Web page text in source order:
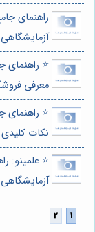
راهنمای
آزمایشگاهی
⭐️ راهنمای
معرفی
⭐️ راهنمای
نکات
⭐️ علمینو: